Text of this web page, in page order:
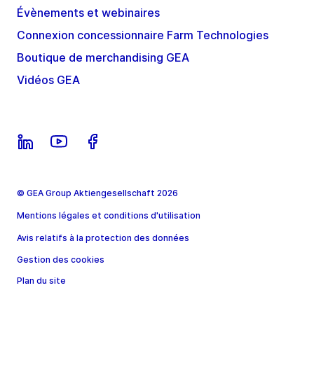
Évènements et webinaires
Connexion concessionnaire Farm Technologies
Boutique de merchandising GEA
Vidéos GEA
© GEA Group Aktiengesellschaft 2026
Mentions légales et conditions d'utilisation
Avis relatifs à la protection des données
Gestion des cookies
Plan du site